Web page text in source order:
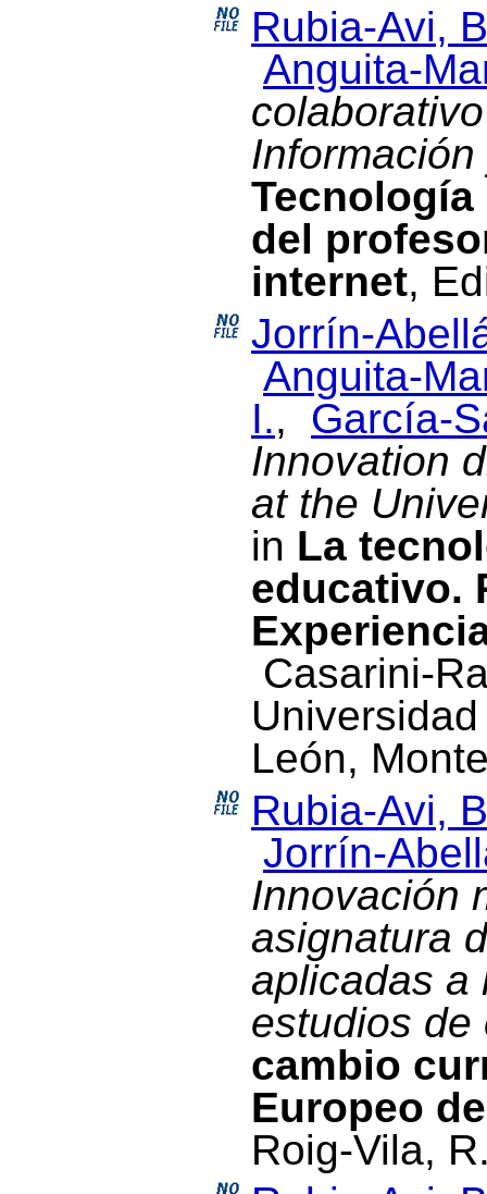
Rubia-Avi,
Anguita-
del
internet,
Jorrín-
Anguita-
I., García-
Innovation
at the
in La
educativo.
Casarini-
León,
Rubia-Avi,
Jorrín-
Innovación
asignatura
aplicadas a
estudios de
cambio
Europeo
Roig-Vila,